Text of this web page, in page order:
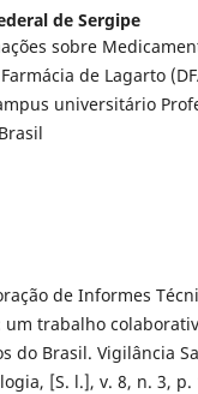
de Sergipe
sobre
de Lagarto
universitário
de Informes
um trabalho
do Brasil. Vigilância
[S. l.], v. 8, n. 3, p.